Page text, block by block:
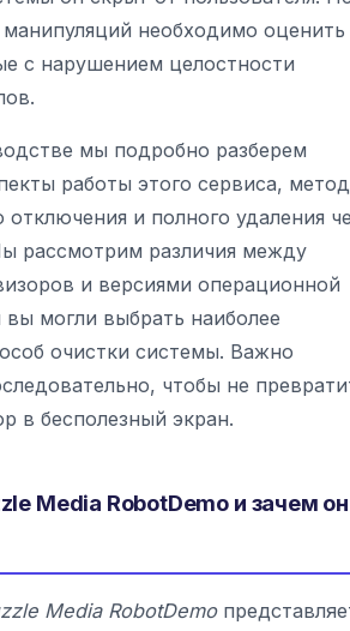
необходимо оценить
с нарушением целостности
мы подробно разберем
работы этого сервиса,
отключения и полного удаления
рассмотрим различия между
и версиями операционной
могли выбрать наиболее
очистки системы. Важно
чтобы не
в бесполезный экран.
Media RobotDemo и зачем он
Media RobotDemo